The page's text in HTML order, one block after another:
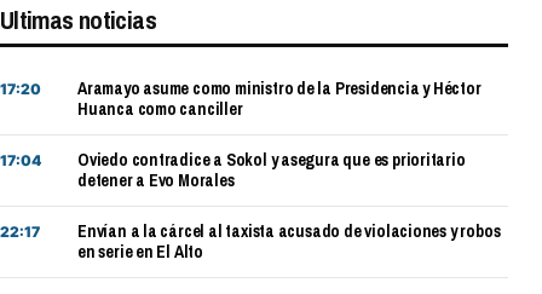
Ultimas noticias
17:20
Aramayo asume como ministro de la Presidencia y Héctor
Huanca como canciller
17:04
Oviedo contradice a Sokol y asegura que es prioritario
detener a Evo Morales
22:17
Envían a la cárcel al taxista acusado de violaciones y robos
en serie en El Alto